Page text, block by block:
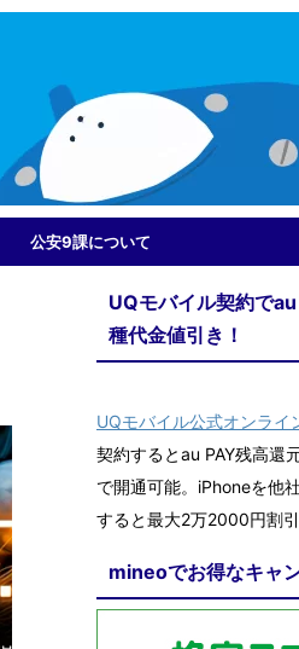
公安9課について
UQモバイル契約で
種代金値引き！
UQモバイル公式オンライ
契約するとau PAY残高還
で開通可能。iPhoneを他
すると最大2万2000円割引
mineoでお得なキャ